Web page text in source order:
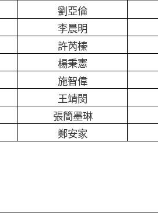
劉亞倫
李晨明
許芮榛
楊秉憲
施智偉
王靖閔
張簡墨琳
鄭安家